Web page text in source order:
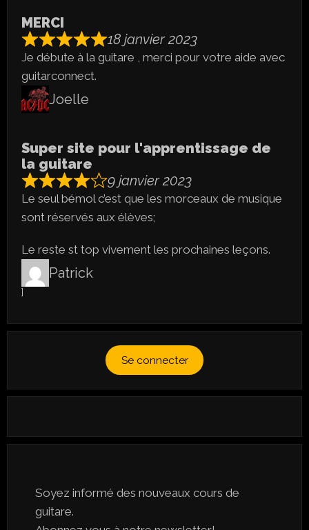
MERCI
18 janvier 2023
Je débute à la guitare , merci pour votre aide avec
guitarconnect.
Joelle
Super site pour l'apprentissage de
la guitare
9 janvier 2023
Le seul bémol c’est que les morceaux de musique
sont réservés aux élèves;
Le reste st top vivement les prochaines leçons.
Patrick
]
Se connecter
Soyez informé des nouveaux cours de
guitare.